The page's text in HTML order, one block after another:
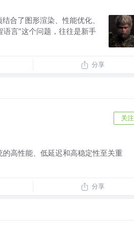
合了图形渲染、性能优化、
言”这个问题，往往是新手
分享
关注
高性能、低延迟和高稳定性至关重
分享